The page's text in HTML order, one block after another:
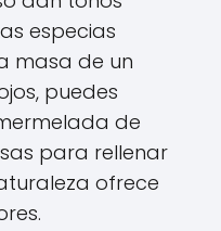
especias
masa de un
puedes
de
para rellenar
ofrece